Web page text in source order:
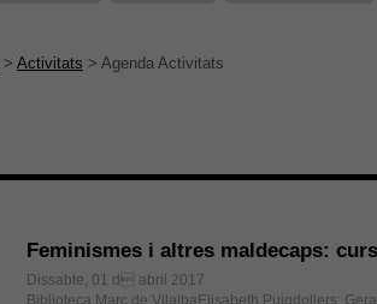
> Activitats > Agenda Activitats
Feminismes i altres maldecaps:
Dissabte, 01 d abril 2017
Biblioteca Marc de VilalbaElisabeth Puigdollers;